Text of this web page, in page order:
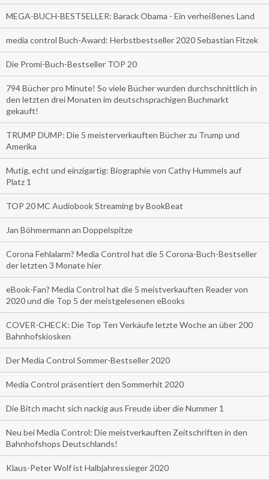
MEGA-BUCH-BESTSELLER: Barack Obama - Ein verheißenes Land
media control Buch-Award: Herbstbestseller 2020 Sebastian Fitzek
Die Promi-Buch-Bestseller TOP 20
794 Bücher pro Minute! So viele Bücher wurden durchschnittlich in
den letzten drei Monaten im deutschsprachigen Buchmarkt
gekauft!
TRUMP DUMP: Die 5 meisterverkauften Bücher zu Trump und
Amerika
Mutig, echt und einzigartig: Biographie von Cathy Hummels auf
Platz 1
TOP 20 MC Audiobook Streaming by BookBeat
Jan Böhmermann an Doppelspitze
Corona Fehlalarm? Media Control hat die 5 Corona-Buch-Bestseller
der letzten 3 Monate hier
eBook-Fan? Media Control hat die 5 meistverkauften Reader von
2020 und die Top 5 der meistgelesenen eBooks
COVER-CHECK: Die Top Ten Verkäufe letzte Woche an über 200
Bahnhofskiosken
Der Media Control Sommer-Bestseller 2020
Media Control präsentiert den Sommerhit 2020
Die Bitch macht sich nackig aus Freude über die Nummer 1
Neu bei Media Control: Die meistverkauften Zeitschriften in den
Bahnhofshops Deutschlands!
Klaus-Peter Wolf ist Halbjahressieger 2020